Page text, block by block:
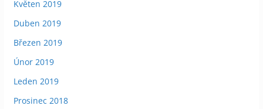
Květen 2019
Duben 2019
Březen 2019
Únor 2019
Leden 2019
Prosinec 2018